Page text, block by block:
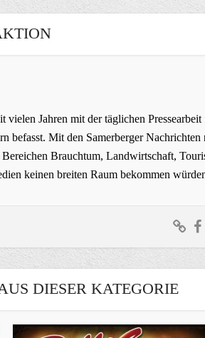
vielen Jahren mit der täglichen
befasst. Mit den Samerberger Nachrichten
Brauchtum, Landwirtschaft,
keinen breiten Raum bekommen
DIESER KATEGORIE